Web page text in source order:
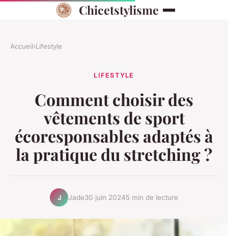
Chicetstylisme
Accueil›Lifestyle
LIFESTYLE
Comment choisir des
vêtements de sport
écoresponsables adaptés à
la pratique du stretching ?
J Jade30 juin 20245 min de lecture